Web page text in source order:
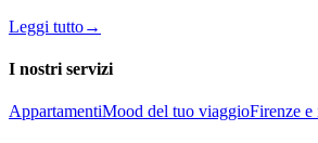
Leggi tutto→
I nostri servizi
AppartamentiMood del tuo viaggioFirenze